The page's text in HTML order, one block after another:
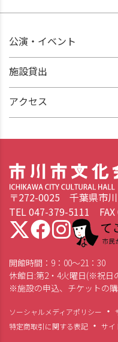
公演・イベント
施設貸出
アクセス
〒272-0025 千葉県市
TEL 047-379-5111 FAX
てこなホ
開館時間：9：00～21：30
休館日:第2・4火曜日(※祝日
※施設の申込、チケットの
ソーシャルメディアポリシー
特定商取引に関する表記
サイ